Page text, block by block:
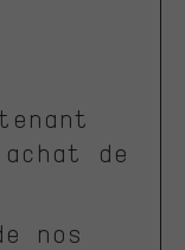
de
nos